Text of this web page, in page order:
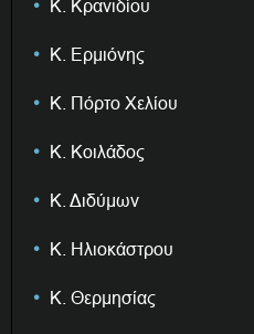
Κ. Κρανιδίου
Κ. Ερμιόνης
Κ. Πόρτο Χελίου
Κ. Κοιλάδος
Κ. Διδύμων
Κ. Ηλιοκάστρου
Κ. Θερμησίας